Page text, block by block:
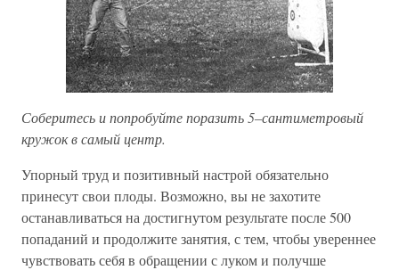
Соберитесь и попробуйте поразить 5–сантиметровый
кружок в самый центр.
Упорный труд и позитивный настрой обязательно
принесут свои плоды. Возможно, вы не захотите
останавливаться на достигнутом результате после 500
попаданий и продолжите занятия, с тем, чтобы увереннее
чувствовать себя в обращении с луком и получше